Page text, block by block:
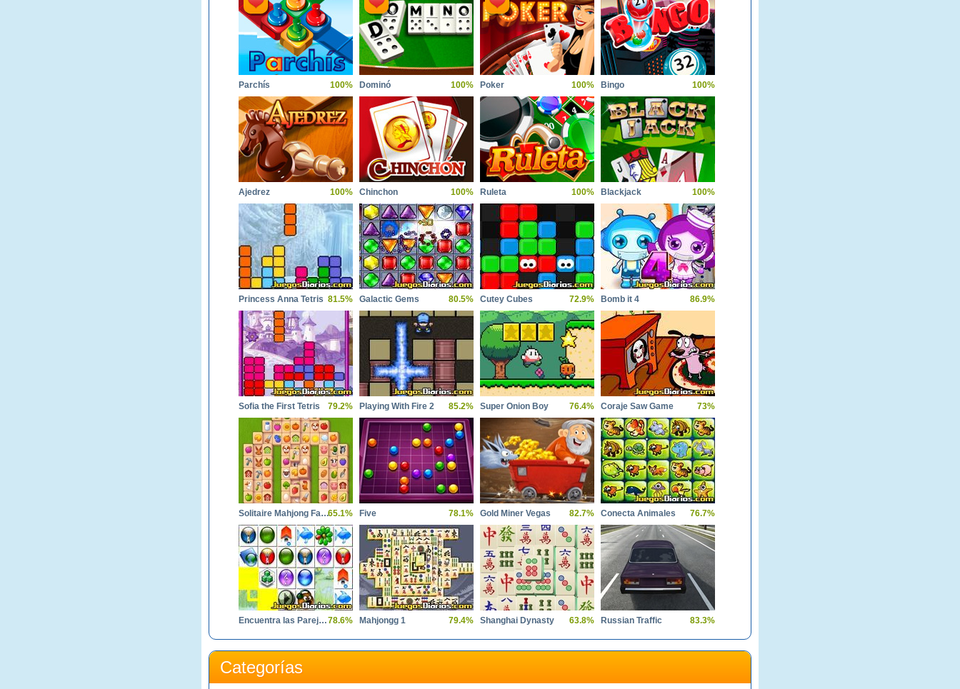
Parchís 100% Dominó 100% Poker 100% Bingo 100%
Ajedrez 100% Chinchon 100% Ruleta 100% Blackjack 100%
Princess Anna Tetris 81.5% Galactic Gems 80.5% Cutey Cubes 72.9% Bomb it 4 86.9%
Sofia the First Tetris 79.2% Playing With Fire 2 85.2% Super Onion Boy 76.4% Coraje Saw Game 73%
Solitaire Mahjong Farm65.1% Five 78.1% Gold Miner Vegas 82.7% Conecta Animales 76.7%
Encuentra las Parejas Dificil78.6% Mahjongg 1 79.4% Shanghai Dynasty 63.8% Russian Traffic 83.3%
Categorías